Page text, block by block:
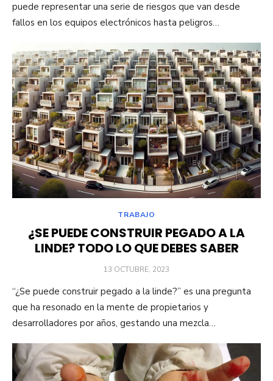
puede representar una serie de riesgos que van desde
fallos en los equipos electrónicos hasta peligros…
TRABAJO
¿SE PUEDE CONSTRUIR PEGADO A LA
LINDE? TODO LO QUE DEBES SABER
PUBLICADO
13 OCTUBRE, 2023
“¿Se puede construir pegado a la linde?” es una pregunta
que ha resonado en la mente de propietarios y
desarrolladores por años, gestando una mezcla…